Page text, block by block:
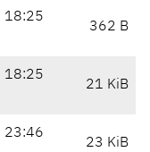
18:25
362 B
18:25
21 KiB
23:46
23 KiB